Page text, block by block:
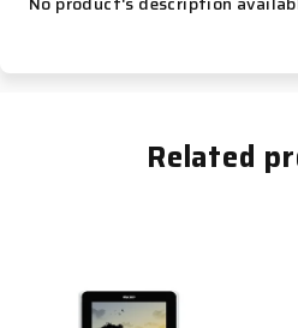
Related